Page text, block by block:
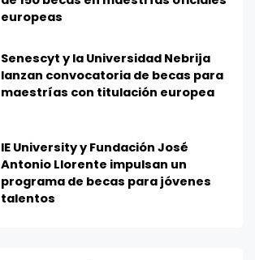
europeas
Senescyt y la Universidad Nebrija
lanzan convocatoria de becas para
maestrías con titulación europea
IE University y Fundación José
Antonio Llorente impulsan un
programa de becas para jóvenes
talentos